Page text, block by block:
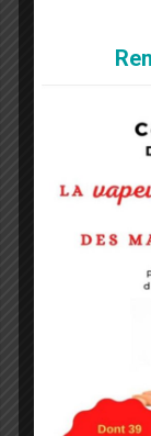
E-mail
Notify me